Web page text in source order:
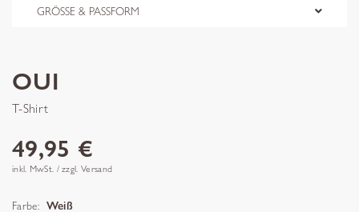
GRÖSSE & PASSFORM
OUI
T-Shirt
49,95 €
inkl. MwSt. / zzgl. Versand
Farbe: Weiß